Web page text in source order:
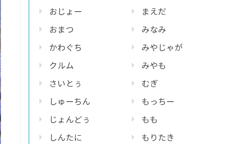
おじょー
おまつ
かわぐち
クルム
さいとぅ
しゅーちん
じょんどぅ
しんたに
まえだ
みなみ
みやじゃが
みやも
むぎ
もっちー
もも
もりたき